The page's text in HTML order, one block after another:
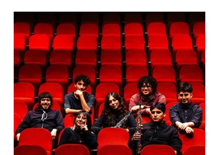
stock). Posterior a esta preventa exclusiva
se da inicio a la segunda etapa con una
preventa con 20% descuento para los
clientes del mismo banco y 20% para las
personas que se pre inscribieron y el miérc